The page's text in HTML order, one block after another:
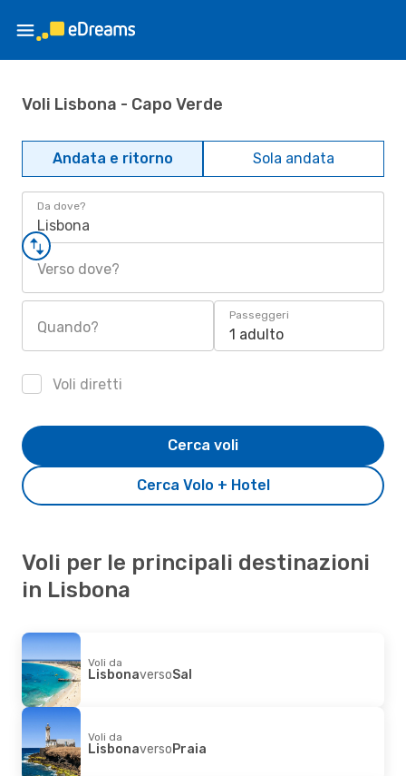
Voli Lisbona - Capo Verde
Andata e ritorno Sola andata
Da dove?
Lisbona
Verso dove?
Quando?
Passeggeri
1 adulto
Voli diretti
Cerca Volo + Hotel
Cerca voli
Voli per le principali destinazioni
in Lisbona
Voli da
LisbonaversoSal
Voli da
LisbonaversoPraia